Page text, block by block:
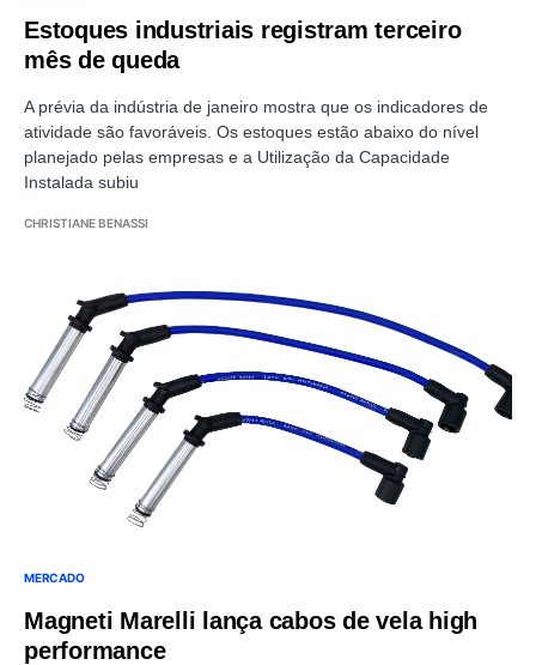
Estoques industriais registram terceiro
mês de queda
A prévia da indústria de janeiro mostra que os indicadores de
atividade são favoráveis. Os estoques estão abaixo do nível
planejado pelas empresas e a Utilização da Capacidade
Instalada subiu
CHRISTIANE BENASSI
MERCADO
Magneti Marelli lança cabos de vela high
performance